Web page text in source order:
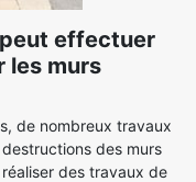
effectuer
les murs
de nombreux travaux
des murs
des travaux de